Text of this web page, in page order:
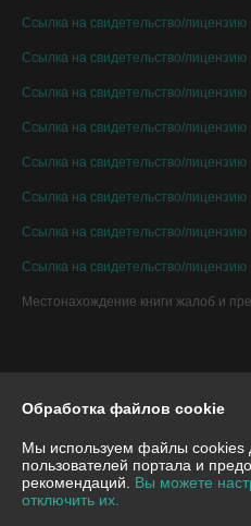
Ссылка на свидетельство/лицензию
Ссылка на свидетельство/лицензию
Ссылка на свидетельство/лицензию
Ссылка на свидетельство/лицензию
Ссылка на свидетельство/лицензию
Ссылка на свидетельство/лицензию
Ссылка на свидетельство/лицензию
Ссылка на свидетельство/лицензию
Местонахождение книги жалоб и
Обработка файлов cookie
Мы используем файлы cookies
пользователей портала и
рекомендаций. Вы можете
отключить их.